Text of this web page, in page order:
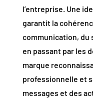
l’entreprise. Une
garantit la
communication, du
en passant par les
marque
professionnelle et
messages et des